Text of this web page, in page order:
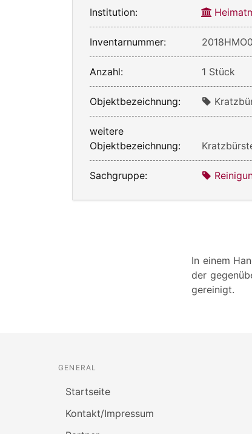
Institution:
Inventarnummer:
Anzahl: 1 Stück
Objektbezeichnung:
weitere
Objektbezeichnung:
Sachgruppe:
In einem
der
gereinigt.
GENERAL
Startseite
Kontakt/Impressum